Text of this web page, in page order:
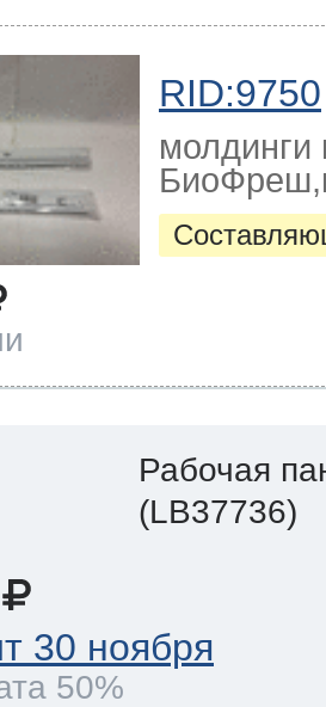
RID:9750
молдинги
Рабочая
(LB37736)
30 ноября
50%